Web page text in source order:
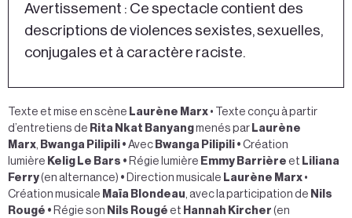
Avertissement : Ce spectacle contient des
descriptions de violences sexistes, sexuelles,
conjugales et à caractère raciste.
Texte et mise en scène Laurène Marx • Texte conçu à partir
d’entretiens de Rita Nkat Banyangmenés par Laurène
Marx, Bwanga Pilipili • Avec Bwanga Pilipili • Création
lumière Kelig Le Bars • Régie lumière Emmy Barrière et Liliana
Ferry(en alternance) • Direction musicale Laurène Marx •
Création musicale Maïa Blondeau, avec la participation de Nils
Rougé • Régie son Nils Rougé et Hannah Kircher (en